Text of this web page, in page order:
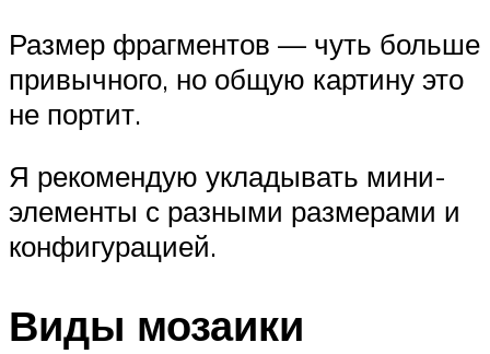
Размер фрагментов — чуть больше
привычного, но общую картину это
не портит.
Я рекомендую укладывать мини-
элементы с разными размерами и
конфигурацией.
Виды мозаики